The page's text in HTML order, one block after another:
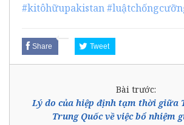
#kitôhữupakistan
Share Tweet
Bài trước:
Lý do của hiệp định tạm thời giữa
Trung Quốc về việc bổ nhiệm